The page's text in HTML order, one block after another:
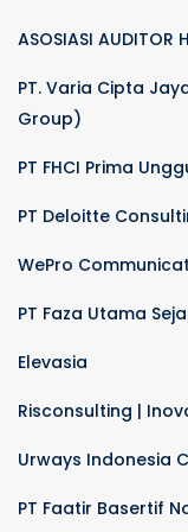
ASOSIASI AUDITOR
PT. Varia Cipta
Group)
PT FHCI Prima
PT Deloitte
WePro
PT Faza Utama
Elevasia
Risconsulting |
Urways Indonesia
PT Faatir Basertif